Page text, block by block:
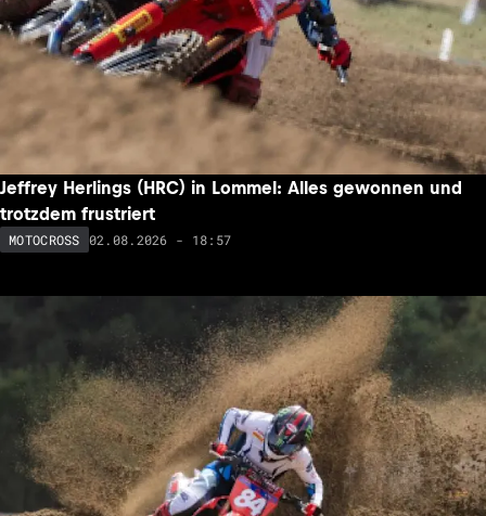
Jeffrey Herlings (HRC) in Lommel: Alles gewonnen und
trotzdem frustriert
MOTOCROSS 02.08.2026 - 18:57